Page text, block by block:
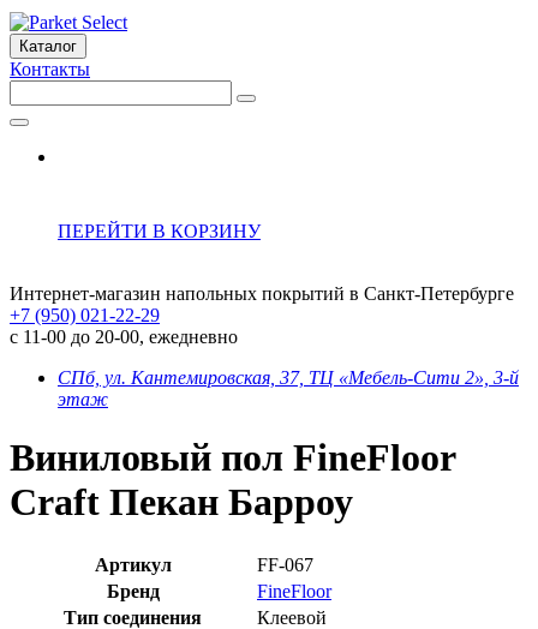
Каталог
Контакты
ПЕРЕЙТИ В КОРЗИНУ
Интернет-магазин напольных покрытий в Санкт-Петербурге
+7 (950) 021-22-29
с 11-00 до 20-00, ежедневно
СПб, ул. Кантемировская, 37, ТЦ «Мебель-Сити 2», 3-й
этаж
Виниловый пол FineFloor
Craft Пекан Барроу
Артикул
FF-067
Бренд
FineFloor
Тип соединения
Клеевой